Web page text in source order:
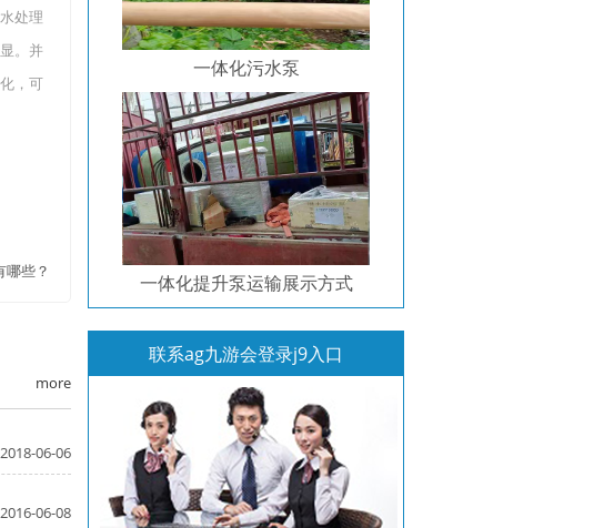
处理
。并
，可
哪些？
more
2018-06-06
2016-06-08
一体化污水泵
一体化提升泵运输展示方式
联系ag九游会登录j9入口